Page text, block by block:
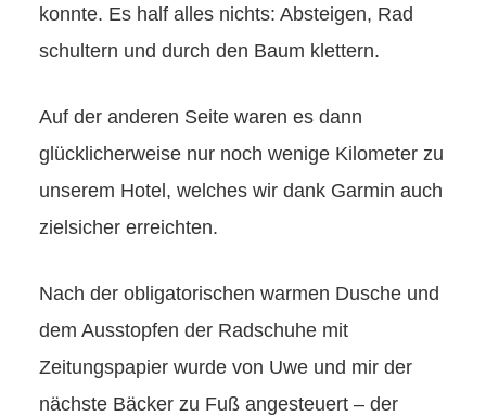
konnte. Es half alles nichts: Absteigen, Rad
schultern und durch den Baum klettern.
Auf der anderen Seite waren es dann
glücklicherweise nur noch wenige Kilometer zu
unserem Hotel, welches wir dank Garmin auch
zielsicher erreichten.
Nach der obligatorischen warmen Dusche und
dem Ausstopfen der Radschuhe mit
Zeitungspapier wurde von Uwe und mir der
nächste Bäcker zu Fuß angesteuert – der